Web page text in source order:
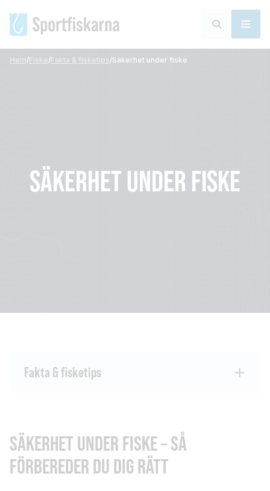
Hem/Fiske/Fakta & fisketips/Säkerhet under fiske
SÄKERHET UNDER FISKE
Fakta & fisketips
SÄKERHET UNDER FISKE – SÅ
FÖRBEREDER DU DIG RÄTT